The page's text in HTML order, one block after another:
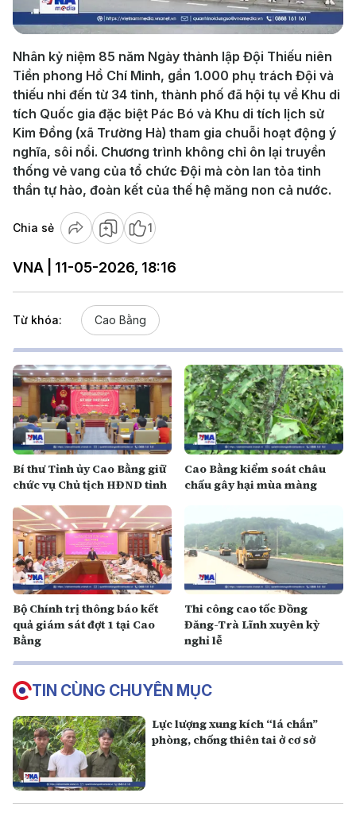
Video
Nhân kỷ niệm 85 năm Ngày thành lập Đội Thiếu niên
Tiền phong Hồ Chí Minh, gần 1.000 phụ trách Đội và
thiếu nhi đến từ 34 tỉnh, thành phố đã hội tụ về Khu di
tích Quốc gia đặc biệt Pác Bó và Khu di tích lịch sử
Kim Đồng (xã Trường Hà) tham gia chuỗi hoạt động ý
nghĩa, sôi nổi. Chương trình không chỉ ôn lại truyền
thống vẻ vang của tổ chức Đội mà còn lan tỏa tinh
thần tự hào, đoàn kết của thế hệ măng non cả nước.
Chia sẻ 1
VNA | 11-05-2026, 18:16
Từ khóa: Cao Bằng
Bí thư Tỉnh ủy Cao Bằng giữ
chức vụ Chủ tịch HĐND tỉnh
Cao Bằng kiểm soát châu
chấu gây hại mùa màng
Bộ Chính trị thông báo kết
quả giám sát đợt 1 tại Cao
Bằng
Thi công cao tốc Đồng
Đăng-Trà Lĩnh xuyên kỳ
nghỉ lễ
TIN CÙNG CHUYÊN MỤC
Lực lượng xung kích “lá chắn”
phòng, chống thiên tai ở cơ sở